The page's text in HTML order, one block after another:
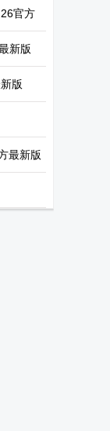
官方
新版
版
最新版